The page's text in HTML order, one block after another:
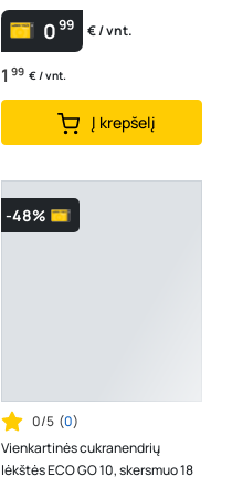
099 € / vnt.
1 99 € / vnt.
Į krepšelį
-48%
0/5 (0)
Vienkartinės cukranendrių
lėkštės ECO GO 10, skersmuo 18